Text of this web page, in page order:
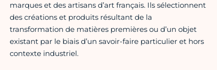
marques et des artisans d’art français. Ils sélectionnent
des créations et produits résultant de la
transformation de matières premières ou d’un objet
existant par le biais d’un savoir-faire particulier et hors
contexte industriel.